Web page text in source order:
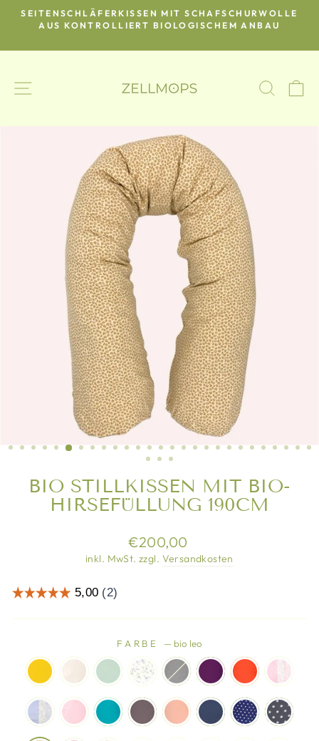
Direkt
Pause
Diashow
SEITENSCHLÄFERKISSEN MIT SCHAFSCHURWOLLE
AUS KONTROLLIERT BIOLOGISCHEM ANBAU
SEITENNAVIGATION
BIO STILLKISSEN MIT BIO-
HIRSEFÜLLUNG 190CM
Normaler
Preis
€200,00
inkl. MwSt. zzgl. Versandkosten
FARBE — bio leo